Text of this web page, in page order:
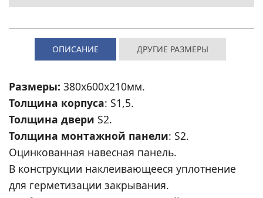
ОПИСАНИЕ ДРУГИЕ РАЗМЕРЫ
Размеры: 380x600x210мм.
Толщина корпуса: S1,5.
Толщина двери S2.
Толщина монтажной панели: S2.
Оцинкованная навесная панель.
В конструкции наклеивающееся уплотнение
для герметизации закрывания.